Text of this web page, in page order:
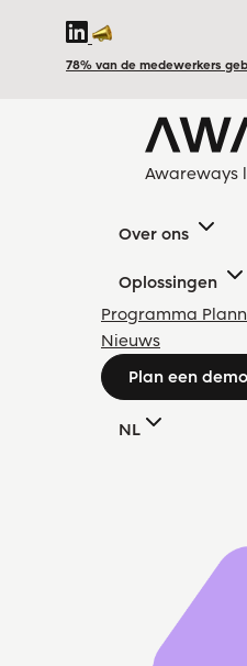
78% van de medewerkers
Awareways
Over ons
Oplossingen
Programma
Nieuws
Plan een demo
NL